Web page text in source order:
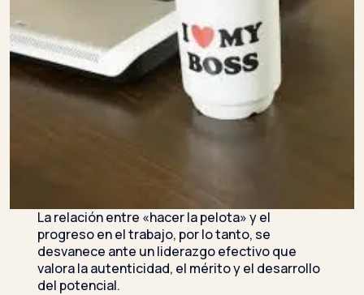
La relación entre «hacer la pelota» y el
progreso en el trabajo, por lo tanto, se
desvanece ante un liderazgo efectivo que
valora la autenticidad, el mérito y el desarrollo
del potencial.